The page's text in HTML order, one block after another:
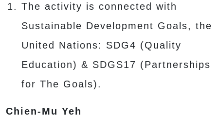
The activity is connected with
Sustainable Development Goals, the
United Nations: SDG4 (Quality
Education) & SDGS17 (Partnerships
for The Goals).
Chien-Mu Yeh